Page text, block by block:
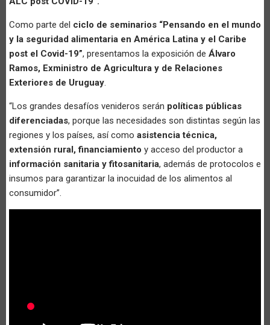
Como parte del ciclo de seminarios “Pensando en el mundo
y la seguridad alimentaria en América Latina y el Caribe
post el Covid-19”, presentamos la exposición de Álvaro
Ramos, Exministro de Agricultura y de Relaciones
Exteriores de Uruguay.
“Los grandes desafíos venideros serán políticas públicas
diferenciadas, porque las necesidades son distintas según las
regiones y los países, así como asistencia técnica,
extensión rural, financiamiento y acceso del productor a
información sanitaria y fitosanitaria, además de protocolos e
insumos para garantizar la inocuidad de los alimentos al
consumidor”.